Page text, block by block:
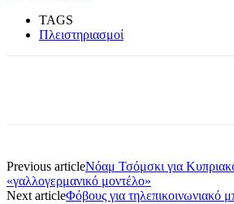
TAGS
Πλειστηριασμοί
Previous articleΝόαμ Τσόμσκι για
«γαλλογερμανικό μοντέλο»
Next articleΦόβους για τηλεπικοινωνιακό